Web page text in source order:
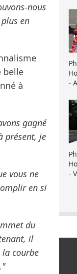
nous
en
belle
à
gagné
présent, je
vous ne
en si
du
il
la courbe
-
-